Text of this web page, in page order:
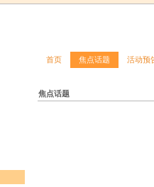
首页 焦点话题 活动预
焦点话题